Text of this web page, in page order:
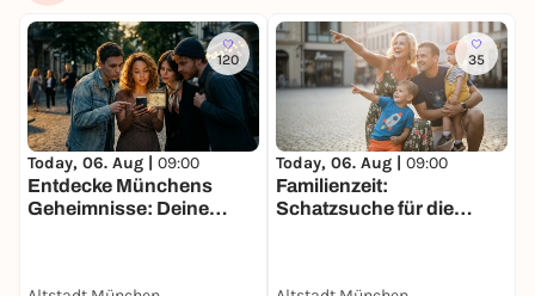
120
Today, 06. Aug | 09:00
Entdecke Münchens
Geheimnisse: Deine
35
Today, 06. Aug | 09:00
Familienzeit:
Schatzsuche für die